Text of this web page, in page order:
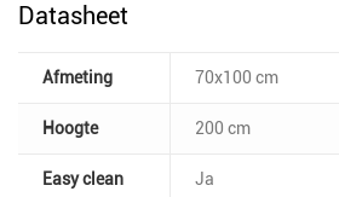
Datasheet
Afmeting 70x100 cm
Hoogte 200 cm
Easy clean Ja